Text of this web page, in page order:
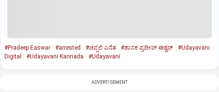
#Pradeep Easwar #arrested #ಚಪ್ಪಲಿ ಎಸೆತ #ಶಾಸಕ ಪ್ರದೀಪ್‌ ಈಶ್ವರ್‌
#Udayavani
Digital
#Udayavani Kannada #Udayavani
ADVERTISEMENT